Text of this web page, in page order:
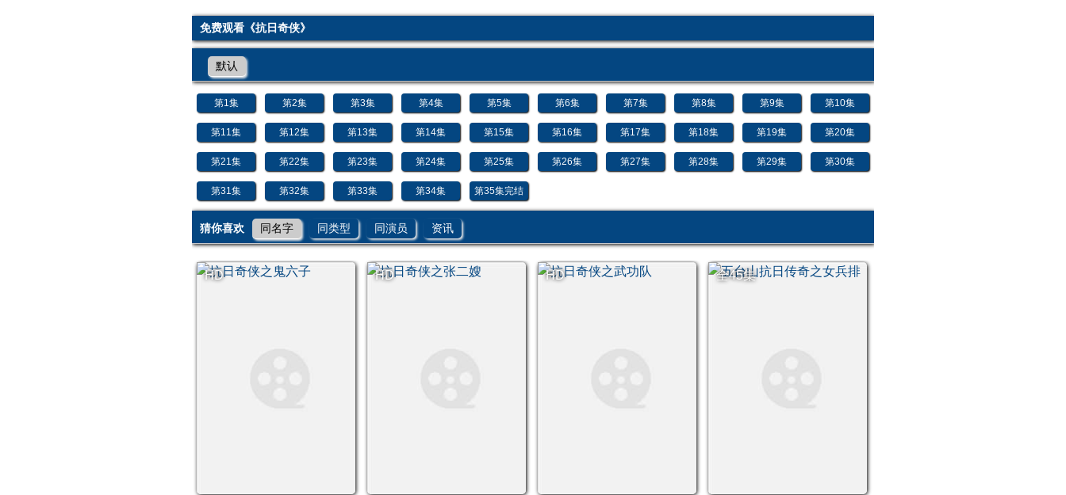
免费观看《抗日奇侠》
默认
第1集 第2集 第3集 第4集 第5集 第6集 第7集 第8集 第9集 第10集
第11集 第12集 第13集 第14集 第15集 第16集 第17集 第18集 第19集 第20集
第21集 第22集 第23集 第24集 第25集 第26集 第27集 第28集 第29集 第30集
第31集 第32集 第33集 第34集 第35集完结
猜你喜欢 同名字 同类型 同演员 资讯
HD HD HD 全45集